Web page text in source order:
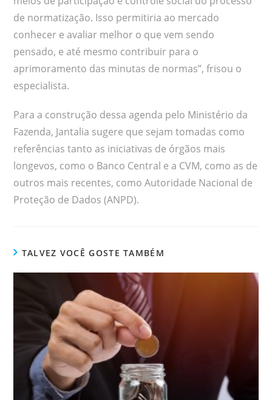
de normatização. Isso permitiria ao mercado
conhecer e avaliar melhor o que vem sendo
pensado, e até mesmo contribuir para o
aprimoramento das minutas de normas”, frisou o
especialista.
Para a construção dessa agenda pelo Ministério da
Fazenda, Jantalia sugere que sejam tomadas como
referências tanto as iniciativas de órgãos mais
longevos, como o Banco Central e a CVM, como as de
outros mais recentes, como Autoridade Nacional de
Proteção de Dados (ANPD).
TALVEZ VOCÊ GOSTE TAMBÉM